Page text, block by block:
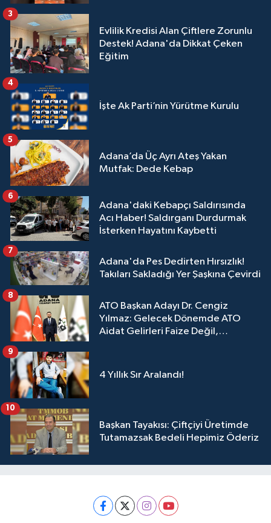
Evlilik Kredisi Alan Çiftlere Zorunlu
Destek! Adana'da Dikkat Çeken
Eğitim
3
İşte Ak Parti’nin Yürütme Kurulu
4
Adana’da Üç Ayrı Ateş Yakan
Mutfak: Dede Kebap
5
Adana'daki Kebapçı Saldırısında
Acı Haber! Saldırganı Durdurmak
İsterken Hayatını Kaybetti
6
Adana'da Pes Dedirten Hırsızlık!
Takıları Sakladığı Yer Şaşkına Çevirdi
7
ATO Başkan Adayı Dr. Cengiz
Yılmaz: Gelecek Dönemde ATO
Aidat Gelirleri Faize Değil,
8
4 Yıllık Sır Aralandı!
9
Başkan Tayakısı: Çiftçiyi Üretimde
Tutamazsak Bedeli Hepimiz Öderiz
10